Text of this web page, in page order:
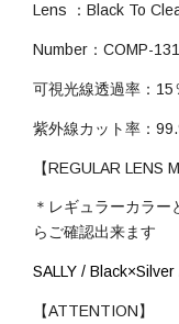
Lens ：Black To
Number：COMP-131
可視光線透過率：15
紫外線カット率：
【REGULAR LENS
＊レギュラーカラ
らご確認出来ます
SALLY /
【ATTENTION】